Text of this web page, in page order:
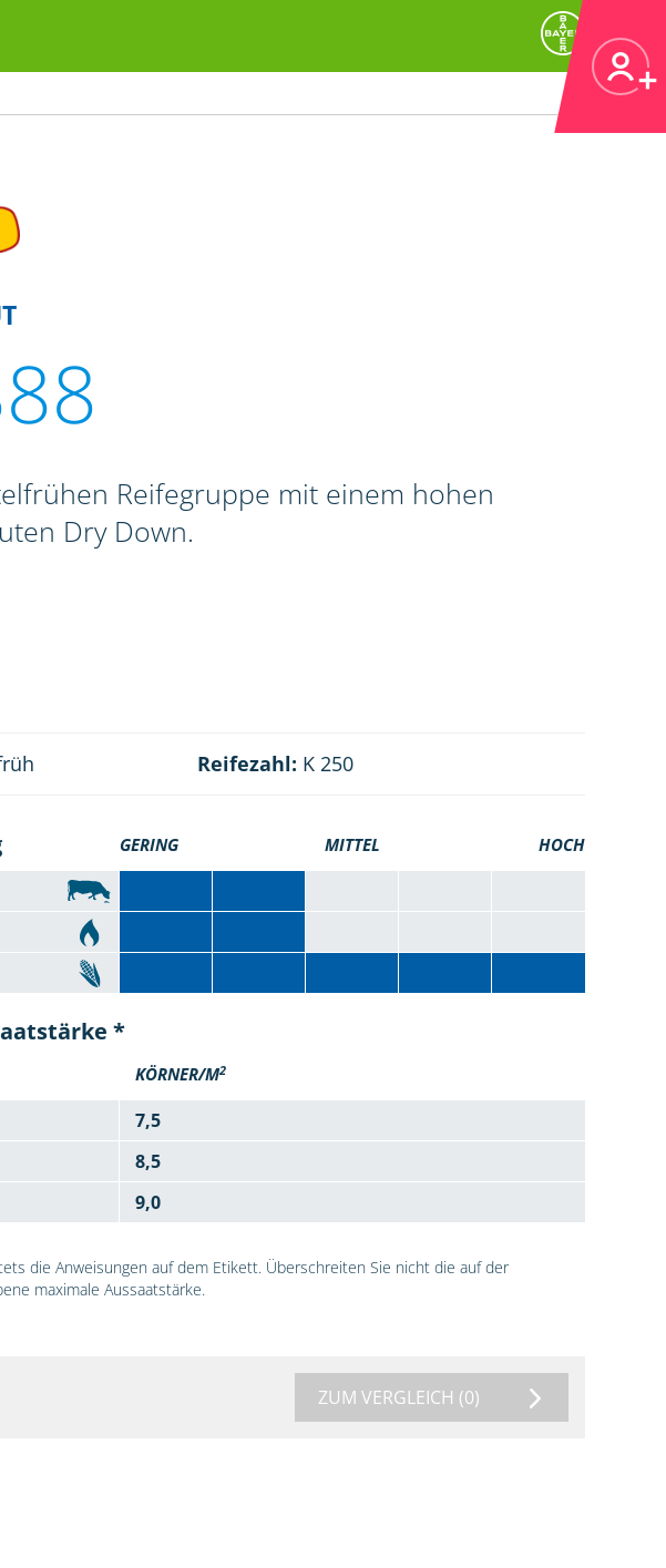
Reifegruppe mit einem hohen
Dry Down.
Reifezahl: K 250
GERING MITTEL HOCH
*
KÖRNER/M2
7,5
8,5
9,0
die Anweisungen auf dem Etikett. Überschreiten Sie nicht die auf der
maximale Aussaatstärke.
ZUM VERGLEICH (0)